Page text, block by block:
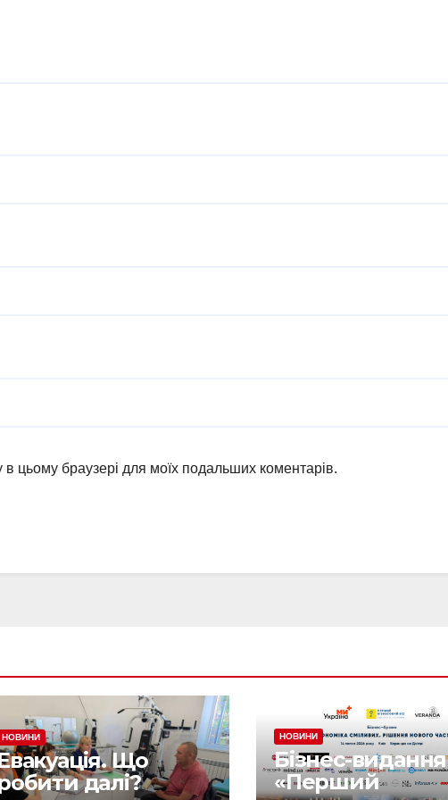
цьому браузері для моїх подальших коментарів.
НОВИНИ
Що
далі?
НОВИНИ
Бізнес-видання
«Перший